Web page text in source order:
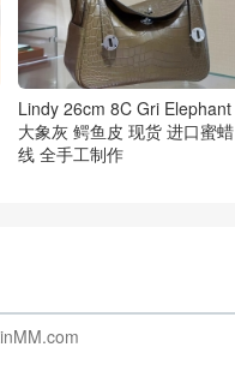
Lindy 26cm 8C Gri Elephant
大象灰 鳄鱼皮 现货 进口蜜蜡
线 全手工制作